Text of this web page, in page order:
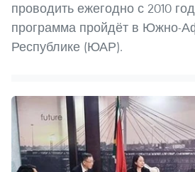
проводить ежегодно с 2010
программа пройдёт в Южно-
Республике (ЮАР).